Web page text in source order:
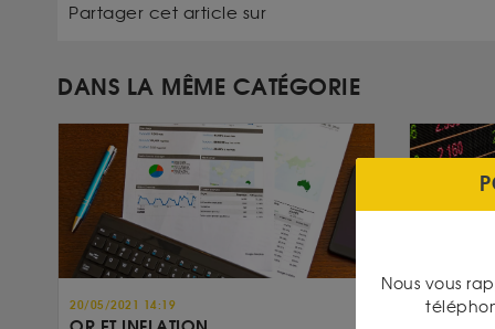
Partager cet article sur
DANS LA MÊME CATÉGORIE
20/05/2021 14:19 17/05/2021
Nous vous